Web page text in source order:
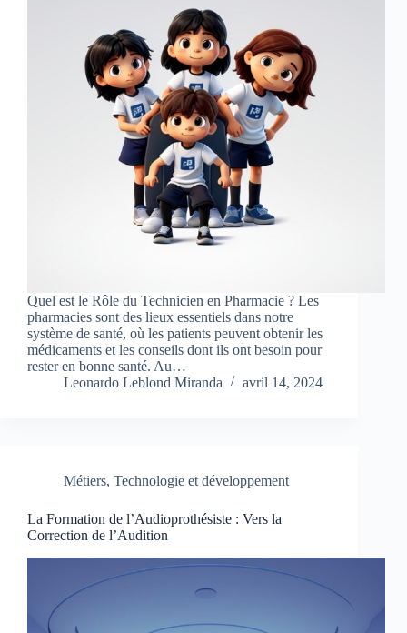
Quel est le Rôle du Technicien en Pharmacie ? Les
pharmacies sont des lieux essentiels dans notre
système de santé, où les patients peuvent obtenir les
médicaments et les conseils dont ils ont besoin pour
rester en bonne santé. Au…
Leonardo Leblond Miranda
avril 14, 2024
Métiers, Technologie et développement
La Formation de l’Audioprothésiste : Vers la
Correction de l’Audition